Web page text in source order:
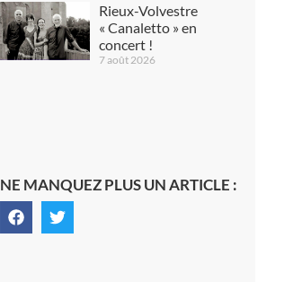
Rieux-Volvestre
« Canaletto » en
concert !
7 août 2026
NE MANQUEZ PLUS UN ARTICLE :